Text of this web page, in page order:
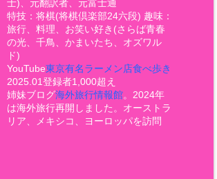
士)、元翻訳者、元富士通
特技：将棋(将棋倶楽部24六段) 趣味：
旅行、料理、お笑い好き(さらば青春
の光、千鳥、かまいたち、オズワル
ド)
YouTube東京有名ラーメン店食べ歩き
2025.01登録者1,000超え
姉妹ブログ海外旅行情報館。2024年
は海外旅行再開しました。オーストラ
リア、メキシコ、ヨーロッパを訪問